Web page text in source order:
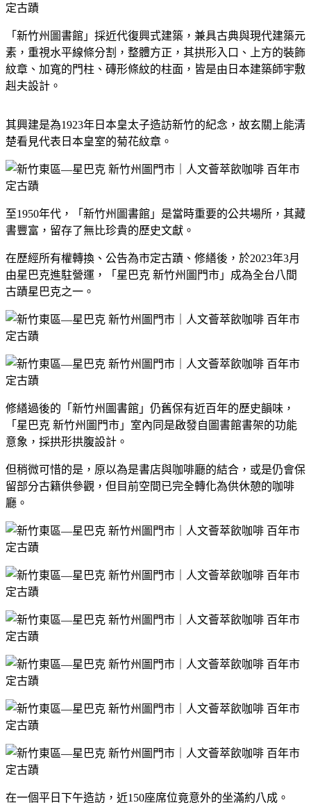
「新竹州圖書館」採近代復興式建築，兼具古典與現代建築元
素，重視水平線條分割，整體方正，其拱形入口、上方的裝飾
紋章、加寬的門柱、磚形條紋的柱面，皆是由日本建築師宇敷
赳夫設計。
其興建是為1923年日本皇太子造訪新竹的紀念，故玄關上能清
楚看見代表日本皇室的菊花紋章。
至1950年代，「新竹州圖書館」是當時重要的公共場所，其藏
書豐富，留存了無比珍貴的歷史文獻。
在歷經所有權轉換、公告為市定古蹟、修繕後，於2023年3月
由星巴克進駐營運，「星巴克 新竹州圖門市」成為全台八間
古蹟星巴克之一。
修繕過後的「新竹州圖書館」仍舊保有近百年的歷史韻味，
「星巴克 新竹州圖門市」室內同是啟發自圖書館書架的功能
意象，採拱形拱腹設計。
但稍微可惜的是，原以為是書店與咖啡廳的結合，或是仍會保
留部分古籍供參觀，但目前空間已完全轉化為供休憩的咖啡
廳。
在一個平日下午造訪，近150座席位竟意外的坐滿約八成。